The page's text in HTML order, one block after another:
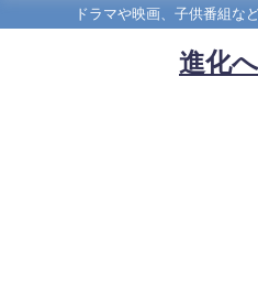
ドラマや映画、子供番組な
進化